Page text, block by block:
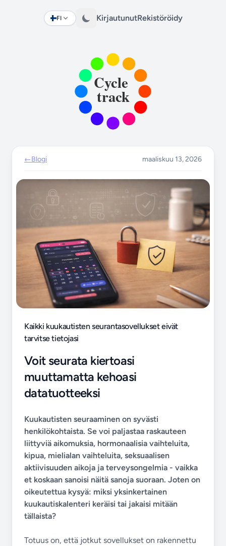
FI
Change languageKirjautunutRekistöröidy
←Blogi maaliskuu 13, 2026
Kaikki kuukautisten seurantasovellukset eivät
tarvitse tietojasi
Voit seurata kiertoasi
muuttamatta kehoasi
datatuotteeksi
Kuukautisten seuraaminen on syvästi
henkilökohtaista. Se voi paljastaa raskauteen
liittyviä aikomuksia, hormonaalisia vaihteluita,
kipua, mielialan vaihteluita, seksuaalisen
aktiivisuuden aikoja ja terveysongelmia - vaikka
et koskaan sanoisi näitä sanoja suoraan. Joten on
oikeutettua kysyä: miksi yksinkertainen
kuukautiskalenteri keräisi tai jakaisi mitään
tällaista?
Totuus on, että jotkut sovellukset on rakennettu